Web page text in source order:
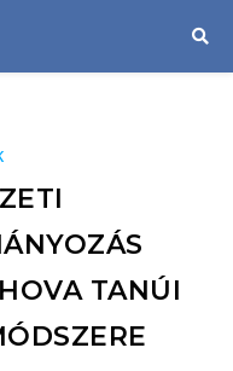
TANÚI